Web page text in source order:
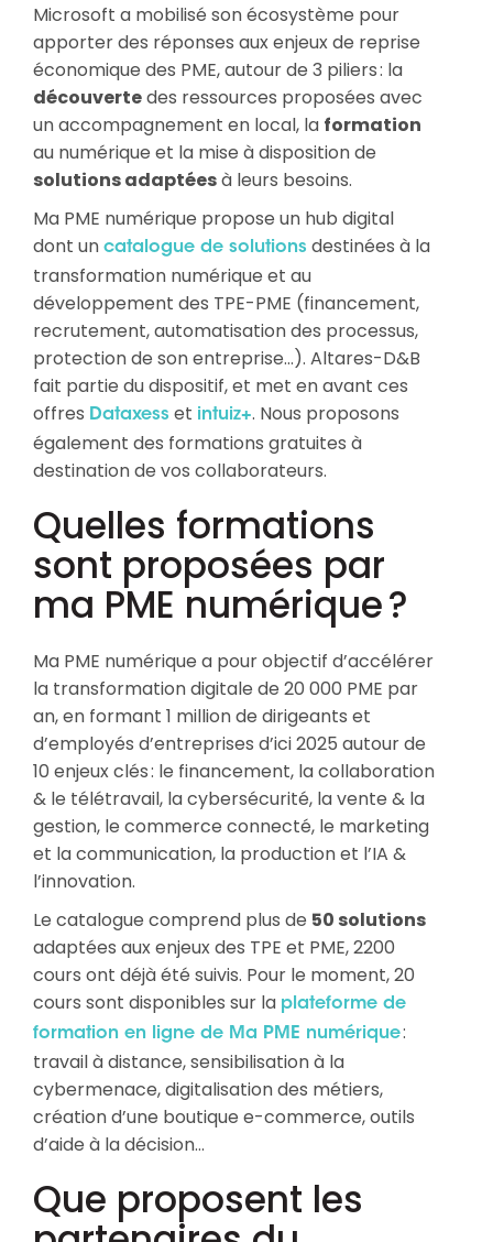
Microsoft a mobilisé son écosystème pour
apporter des réponses aux enjeux de reprise
économique des PME, autour de 3 piliers : la
découvertedes ressources proposées avec
un accompagnement en local, la formation
au numérique et la mise à disposition de
solutions adaptéesà leurs besoins.
Ma PME numérique propose un hub digital
dont un catalogue de solutions destinées à la
transformation numérique et au
développement des TPE-PME (financement,
recrutement, automatisation des processus,
protection de son entreprise…). Altares-D&B
fait partie du dispositif, et met en avant ces
offres Dataxess et intuiz+. Nous proposons
également des formations gratuites à
destination de vos collaborateurs.
Quelles formations
sont proposées par
ma PME numérique ?
Ma PME numérique a pour objectif d’accélérer
la transformation digitale de 20 000 PME par
an, en formant 1 million de dirigeants et
d’employés d’entreprises d’ici 2025 autour de
10 enjeux clés : le financement, la collaboration
& le télétravail, la cybersécurité, la vente & la
gestion, le commerce connecté, le marketing
et la communication, la production et l’IA &
l’innovation.
Le catalogue comprend plus de 50 solutions
adaptées aux enjeux des TPE et PME, 2200
cours ont déjà été suivis. Pour le moment, 20
cours sont disponibles sur la plateforme de
formation en ligne de Ma PME numérique:
travail à distance, sensibilisation à la
cybermenace, digitalisation des métiers,
création d’une boutique e-commerce, outils
d’aide à la décision…
Que proposent les